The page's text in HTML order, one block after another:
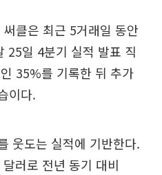
클은 최근 5거래일 동안
25일 4분기 실적 발표 직
35%를 기록한 뒤 추가
이다.
웃도는 실적에 기반한다.
러로 전년 동기 대비